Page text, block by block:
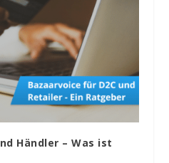
Händler – Was ist